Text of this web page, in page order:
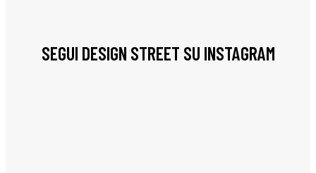
SEGUI DESIGN STREET SU INSTAGRAM